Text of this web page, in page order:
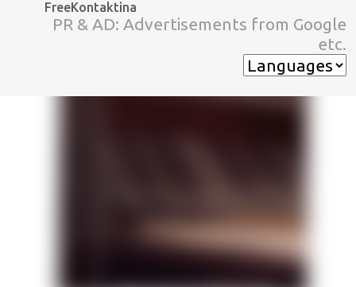
スキップしてメイン コンテンツに移動
FreeKontaktina
PR & AD: Advertisements from Google
etc.